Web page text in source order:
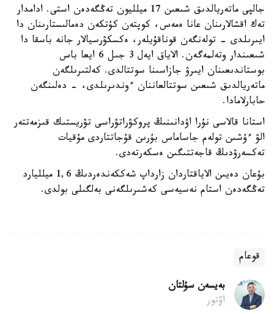
جالپى ماتەريالدىق شىعىن 17 ميلليون تەڭگەدەن استى. ادامدار
تەك اقشالارىنان عانا ەمەس، كوپتەن كۇتكەن دەمالىستارىنان دا
ايىرىلدى - تولەنگەن قوناقۇيلەر، ەكسكۋرسيالار جانە باسقا دا
شىعىندار وتەلمەگەن. الاياق ايەل 3 جىل 6 ايعا باس
بوستاندىعىنان ايىرۋ جازاسىنا سوتتالدى. كەلتىرىلگەن
ماتەريالدىق شىعىن سوتتالعاننان ءوندىرىلدى، - دەلىنگەن
حابارلامادا.
استانا قالاسى نۇرا اۋدانىنىڭ پروكۋراتۋراسى تۋريستىك قىزمەتتەر
الۋ ءۇشىن تولەم جاساماس بۇرىن قۇجاتتاردى مۇقيات
تەكسەرۋدىڭ قاجەتتىگىن ەسكەرتەدى.
بۇعان دەيىن الاياقتاردان زارداپ شەككەندەردىڭ 1,6 ميلليارد
تەڭگەدەن استام نەسيەسى كەشىرىلگەنى بەلگىلى بولدى.
قوعام
بەيسەن سۇلتان
اۆتور